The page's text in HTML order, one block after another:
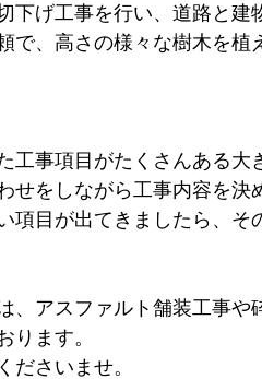
下げ工事を行い、道路と建
で、高さの様々な樹木を植
工事項目がたくさんある大
せをしながら工事内容を決
項目が出てきましたら、そ
、アスファルト舗装工事
ります。
ださいませ。